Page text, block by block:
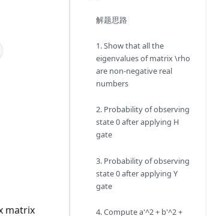
matrix\rho = \frac{1}
解题思路
1. Show that all the
eigenvalues of matrix \rho
are non-negative real
numbers
2. Probability of observing
state 0 after applying H
gate
3. Probability of observing
state 0 after applying Y
gate
4. Compute a'^2 + b'^2 +